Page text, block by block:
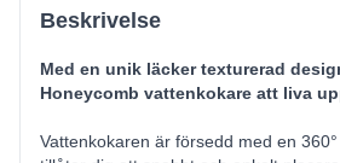
Beskrivelse
Med en unik läcker texturerad
Honeycomb vattenkokare att liva
Vattenkokaren är försedd med en